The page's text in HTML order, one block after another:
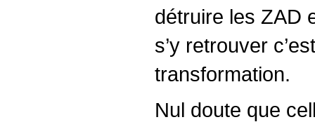
détruire les ZAD
s’y retrouver
transformation.
Nul doute que